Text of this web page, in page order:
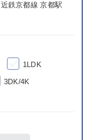
近鉄京都線 京都駅
1LDK
3DK/4K